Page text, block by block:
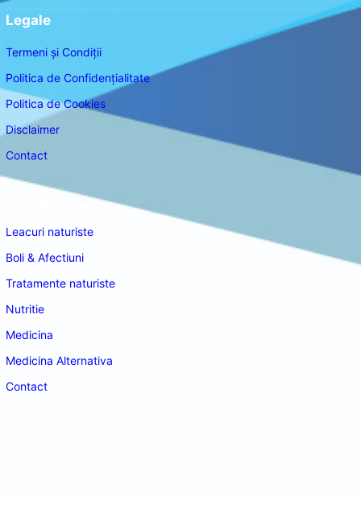
Legale
Termeni și Condiții
Politica de Confidențialitate
Politica de Cookies
Disclaimer
Contact
Leacuri naturiste
Boli & Afectiuni
Tratamente naturiste
Nutritie
Medicina
Medicina Alternativa
Contact